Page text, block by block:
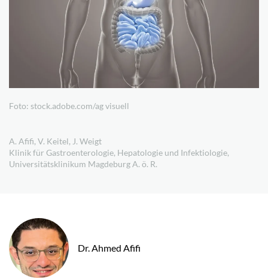
Foto: stock.adobe.com/ag visuell
A. Afifi, V. Keitel, J. Weigt
Klinik für Gastroenterologie, Hepatologie und Infektiologie,
Universitätsklinikum Magdeburg A. ö. R.
Dr. Ahmed Afifi